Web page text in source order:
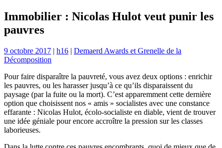
Immobilier : Nicolas Hulot veut punir les
pauvres
9 octobre 2017 | h16 | Demaerd Awards et Grenelle de la
Décomposition
Pour faire disparaître la pauvreté, vous avez deux options : enrichir
les pauvres, ou les harasser jusqu’à ce qu’ils disparaissent du
paysage (par la fuite ou la mort). C’est apparemment cette dernière
option que choisissent nos « amis » socialistes avec une constance
effarante : Nicolas Hulot, écolo-socialiste en diable, vient de trouver
une idée géniale pour encore accroître la pression sur les classes
laborieuses.